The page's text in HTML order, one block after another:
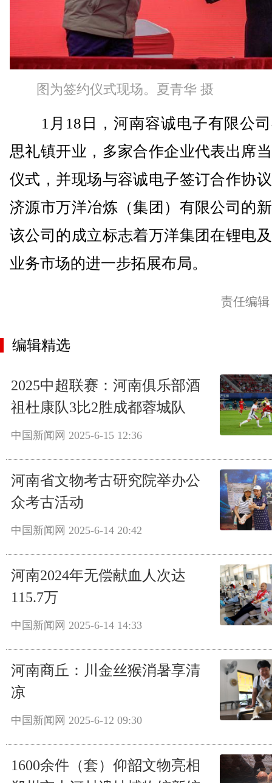
图为签约仪式现场。夏青华 摄
1月18日，河南容诚电子有限公司
思礼镇开业，多家合作企业代表出席
仪式，并现场与容诚电子签订合作协
济源市万洋冶炼（集团）有限公司的
该公司的成立标志着万洋集团在锂电
业务市场的进一步拓展布局。
责任编
编辑精选
2025中超联赛：河南俱乐部酒
祖杜康队3比2胜成都蓉城队
中国新闻网 2025-6-15 12:36
河南省文物考古研究院举办公
众考古活动
中国新闻网 2025-6-14 20:42
河南2024年无偿献血人次达
115.7万
中国新闻网 2025-6-14 14:33
河南商丘：川金丝猴消暑享清
凉
中国新闻网 2025-6-12 09:30
1600余件（套）仰韶文物亮相